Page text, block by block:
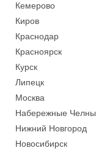
Кемерово
Киров
Краснодар
Красноярск
Курск
Липецк
Москва
Набережные Челны
Нижний Новгород
Новосибирск